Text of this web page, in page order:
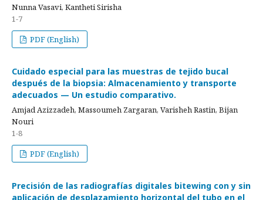
Nunna Vasavi, Kantheti Sirisha
1-7
PDF (English)
Cuidado especial para las muestras de tejido bucal
después de la biopsia: Almacenamiento y transporte
adecuados — Un estudio comparativo.
Amjad Azizzadeh, Massoumeh Zargaran, Varisheh Rastin, Bijan
Nouri
1-8
PDF (English)
Precisión de las radiografías digitales bitewing con y sin
aplicación de desplazamiento horizontal del tubo en el